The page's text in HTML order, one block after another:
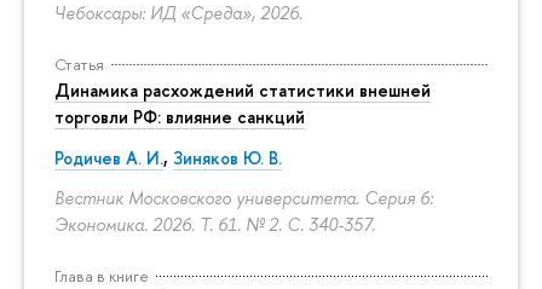
Чебоксары: ИД «Среда», 2026.
Статья
Динамика расхождений статистики внешней
торговли РФ: влияние санкций
Родичев А. И., Зиняков Ю. В.
Вестник Московского университета. Серия 6:
Экономика. 2026. Т. 61. № 2. С. 340-357.
Глава в книге